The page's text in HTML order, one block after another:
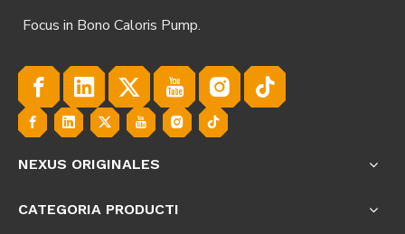
Focus in Bono Caloris Pump.
NEXUS ORIGINALES
CATEGORIA PRODUCTI